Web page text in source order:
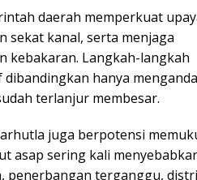
daerah memperkuat
sekat kanal, serta menjaga
kebakaran. Langkah-langkah
hanya
terlanjur membesar.
juga berpotensi
asap sering kali
penerbangan terganggu,